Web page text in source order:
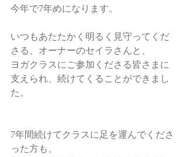
今年で7年めになります。
いつもあたたかく明るく見守ってくだ
さる、オーナーのセイラさんと、
ヨガクラスにご参加くださる皆さまに
支えられ、続けてくることができまし
た。
7年間続けてクラスに足を運んでくださ
った方も、